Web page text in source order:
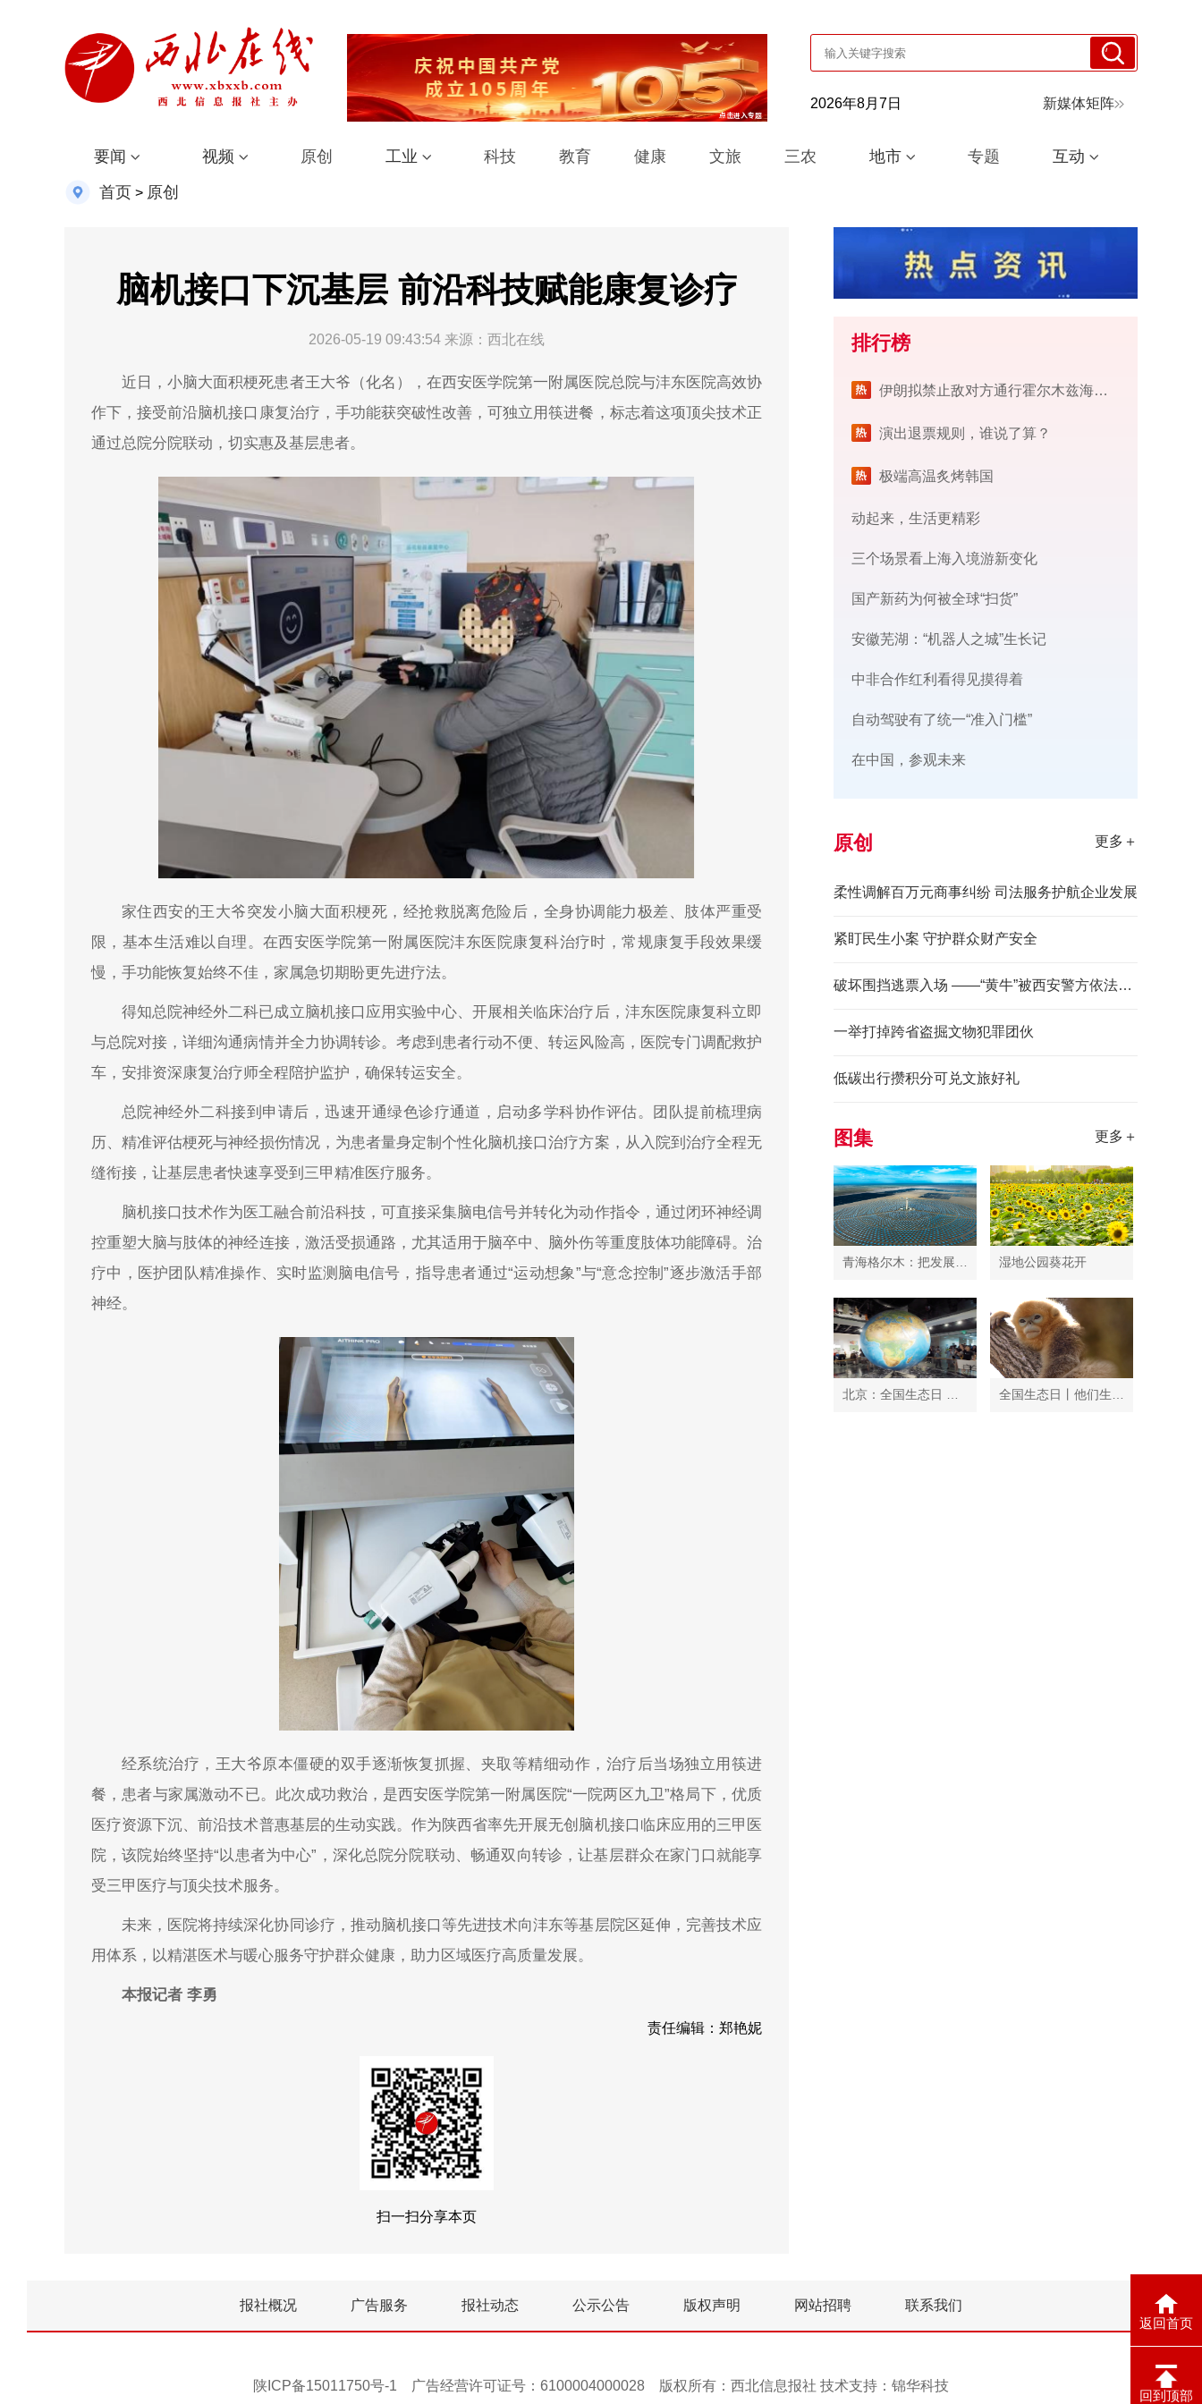
返回首页
回到顶部
2026年8月7日 新媒体矩阵
要闻 视频 原创 工业 科技 教育 健康 文旅 三农 地市 专题 互动
首页 > 原创
脑机接口下沉基层 前沿科技赋能康复诊疗
2026-05-19 09:43:54 来源：西北在线
近日，小脑大面积梗死患者王大爷（化名），在西安医学院第一附属医院总院与沣东医院高效协
作下，接受前沿脑机接口康复治疗，手功能获突破性改善，可独立用筷进餐，标志着这项顶尖技术正
通过总院分院联动，切实惠及基层患者。
家住西安的王大爷突发小脑大面积梗死，经抢救脱离危险后，全身协调能力极差、肢体严重受
限，基本生活难以自理。在西安医学院第一附属医院沣东医院康复科治疗时，常规康复手段效果缓
慢，手功能恢复始终不佳，家属急切期盼更先进疗法。
得知总院神经外二科已成立脑机接口应用实验中心、开展相关临床治疗后，沣东医院康复科立即
与总院对接，详细沟通病情并全力协调转诊。考虑到患者行动不便、转运风险高，医院专门调配救护
车，安排资深康复治疗师全程陪护监护，确保转运安全。
总院神经外二科接到申请后，迅速开通绿色诊疗通道，启动多学科协作评估。团队提前梳理病
历、精准评估梗死与神经损伤情况，为患者量身定制个性化脑机接口治疗方案，从入院到治疗全程无
缝衔接，让基层患者快速享受到三甲精准医疗服务。
脑机接口技术作为医工融合前沿科技，可直接采集脑电信号并转化为动作指令，通过闭环神经调
控重塑大脑与肢体的神经连接，激活受损通路，尤其适用于脑卒中、脑外伤等重度肢体功能障碍。治
疗中，医护团队精准操作、实时监测脑电信号，指导患者通过“运动想象”与“意念控制”逐步激活手部
神经。
经系统治疗，王大爷原本僵硬的双手逐渐恢复抓握、夹取等精细动作，治疗后当场独立用筷进
餐，患者与家属激动不已。此次成功救治，是西安医学院第一附属医院“一院两区九卫”格局下，优质
医疗资源下沉、前沿技术普惠基层的生动实践。作为陕西省率先开展无创脑机接口临床应用的三甲医
院，该院始终坚持“以患者为中心”，深化总院分院联动、畅通双向转诊，让基层群众在家门口就能享
受三甲医疗与顶尖技术服务。
未来，医院将持续深化协同诊疗，推动脑机接口等先进技术向沣东等基层院区延伸，完善技术应
用体系，以精湛医术与暖心服务守护群众健康，助力区域医疗高质量发展。
本报记者 李勇
责任编辑：郑艳妮
扫一扫分享本页
排行榜
伊朗拟禁止敌对方通行霍尔木兹海峡 对违规者重罚
演出退票规则，谁说了算？
极端高温炙烤韩国
动起来，生活更精彩
三个场景看上海入境游新变化
国产新药为何被全球“扫货”
安徽芜湖：“机器人之城”生长记
中非合作红利看得见摸得着
自动驾驶有了统一“准入门槛”
在中国，参观未来
原创 更多＋
柔性调解百万元商事纠纷 司法服务护航企业发展
紧盯民生小案 守护群众财产安全
破坏围挡逃票入场 ——“黄牛”被西安警方依法拘留
一举打掉跨省盗掘文物犯罪团伙
低碳出行攒积分可兑文旅好礼
图集 更多＋
湿地公园葵花开
报社概况 广告服务 报社动态 公示公告 版权声明 网站招聘 联系我们
陕ICP备15011750号-1 广告经营许可证号：6100004000028 版权所有：西北信息报社 技术支持： 锦华科技